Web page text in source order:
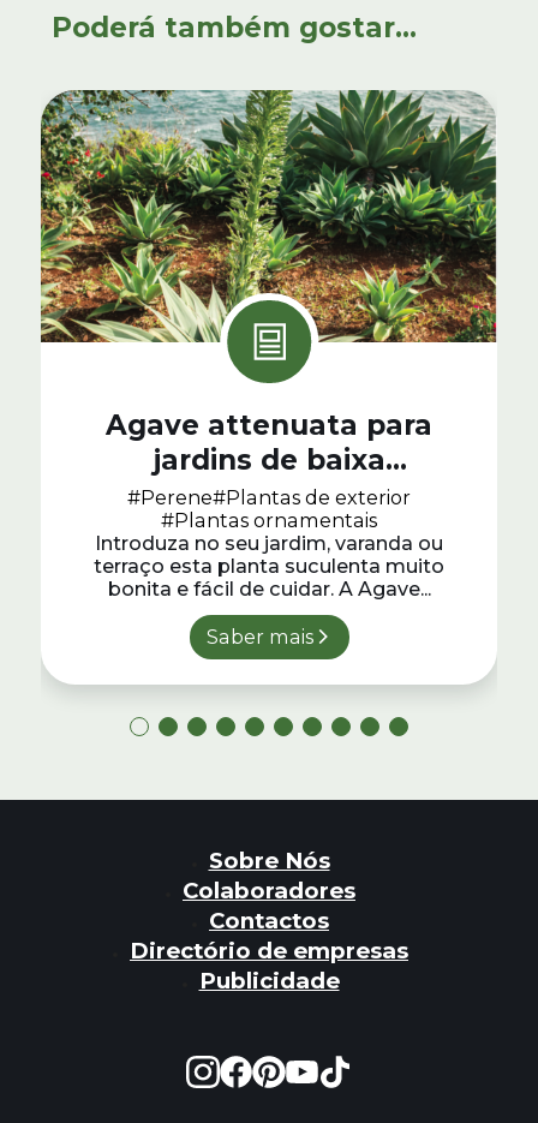
Poderá também gostar...
Agave attenuata para
jardins de baixa
manutenção
#Perene#Plantas de exterior
#Plantas ornamentais
Introduza no seu jardim, varanda ou
terraço esta planta suculenta muito
bonita e fácil de cuidar. A Agave...
Saber mais
Sobre Nós
Colaboradores
Contactos
Directório de empresas
Publicidade